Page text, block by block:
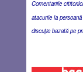
Comentariile
atacurile la
discuţie bazată pe